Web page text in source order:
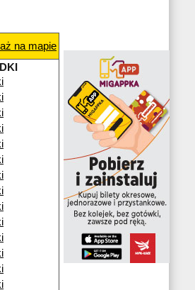
na mapie